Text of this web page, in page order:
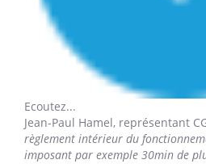
Ecoutez...
Jean-Paul Hamel, représentant
règlement intérieur du
imposant par exemple 30min de